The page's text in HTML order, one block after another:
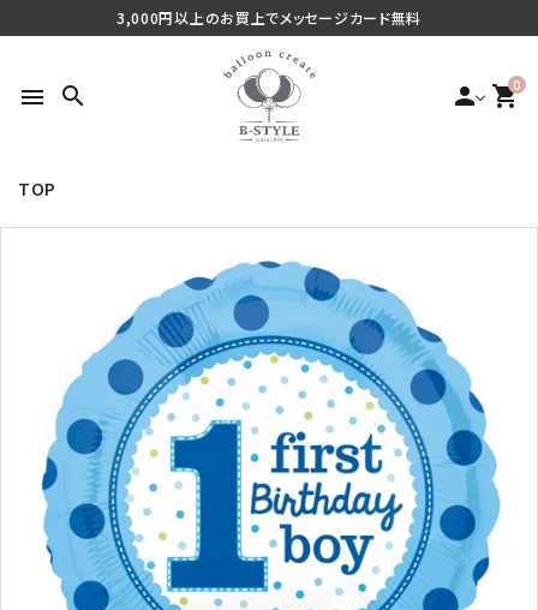
3,000円以上のお買上でメッセージカード無料
menu search person 0
shopping_cart
最近チェックした商品
ご利用シーンから探す
商品タイプから探す
価格から探す
コンテンツ
TOP